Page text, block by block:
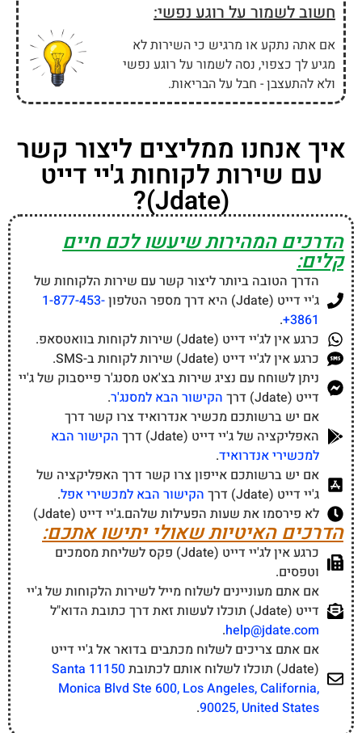
חשוב לשמור על רוגע נפשי:
אם אתה נתקע או מרגיש כי השירות לא
מגיע לך כצפוי, נסה לשמור על רוגע נפשי
ולא להתעצבן - חבל על הבריאות.
איך אנחנו ממליצים ליצור קשר
עם שירות לקוחות ג'יי דייט
(Jdate)?
הדרכים המהירות שיעשו לכם חיים
קלים:
הדרך הטובה ביותר ליצור קשר עם שירות הלקוחות של
ג'יי דייט (Jdate) היא דרך מספר הטלפון
1-877-453-
3861+
.
כרגע אין לג'יי דייט (Jdate) שירות לקוחות בוואטסאפ.
כרגע אין לג'יי דייט (Jdate) שירות לקוחות ב-SMS.
ניתן לשוחח עם נציג שירות בצ'אט מסנג'ר פייסבוק של ג'יי
דייט (Jdate) דרך
הקישור הבא למסנג'ר.
אם יש ברשותכם מכשיר אנדרואיד צרו קשר דרך
האפליקציה של ג'יי דייט (Jdate) דרך
הקישור הבא
למכשירי אנדרואיד.
אם יש ברשותכם אייפון צרו קשר דרך האפליקציה של
ג'יי דייט (Jdate) דרך
הקישור הבא למכשירי אפל.
לא פירסמו את שעות הפעילות שלהם.ג'יי דייט (Jdate)
הדרכים האיטיות שאולי יתישו אתכם:
כרגע אין לג'יי דייט (Jdate) פקס לשליחת מסמכים
וטפסים.
אם אתם מעוניינים לשלוח מייל לשירות הלקוחות של ג'יי
דייט (Jdate) תוכלו לעשות זאת דרך כתובת הדוא"ל
help@jdate.com
.
אם אתם צריכים לשלוח מכתבים בדואר אל ג'יי דייט
(Jdate) תוכלו לשלוח אותם לכתובת
11150 Santa
Monica Blvd Ste 600, Los Angeles, California,
90025, United States
.